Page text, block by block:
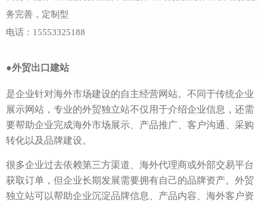
务完善，定制型
电话：15553325188
●外贸出口建站
是企业针对海外市场建设的自主经营网站。不同于传统企业
展示网站，专业的外贸独立站不仅用于介绍企业信息，还需
要帮助企业完成海外市场展示、产品推广、客户沟通、采购
转化以及品牌建设。
很多企业过去依赖第三方渠道、海外代理商或外部交易平台
获取订单，但企业长期发展需要拥有自己的品牌资产。外贸
独立站可以帮助企业沉淀品牌信息、产品内容、海外客户资